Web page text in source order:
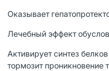
Оказывает
Лечебный эффект
Активирует синтез
тормозит проникновение